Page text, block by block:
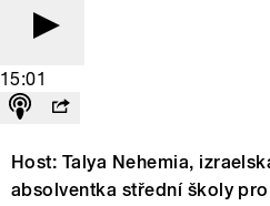
15:01
Host: Talya Nehemia,
absolventka střední školy